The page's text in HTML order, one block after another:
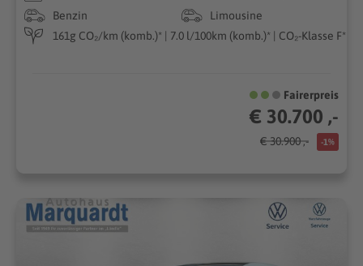
Benzin
Limousine
161g CO₂/km (komb.)* | 7.0 l/100km (komb.)* | CO₂-Klasse F*
Fairerpreis
€ 30.700 ,-
€ 30.900 ,- -1%